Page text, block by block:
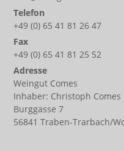
Telefon
+49 (0) 65 41 81 26 47
Fax
+49 (0) 65 41 81 25 52
Adresse
Weingut Comes
Inhaber: Christoph Comes
Burggasse 7
56841 Traben-Trarbach/